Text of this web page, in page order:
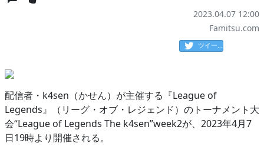
2023.04.07 12:00
Famitsu.com
ツイート
配信者・k4sen（かせん）が主催する『League of
Legends』（リーグ・オブ・レジェンド）のトーナメント大
会“League of Legends The k4sen”week2が、2023年4月7
日19時より開催される。